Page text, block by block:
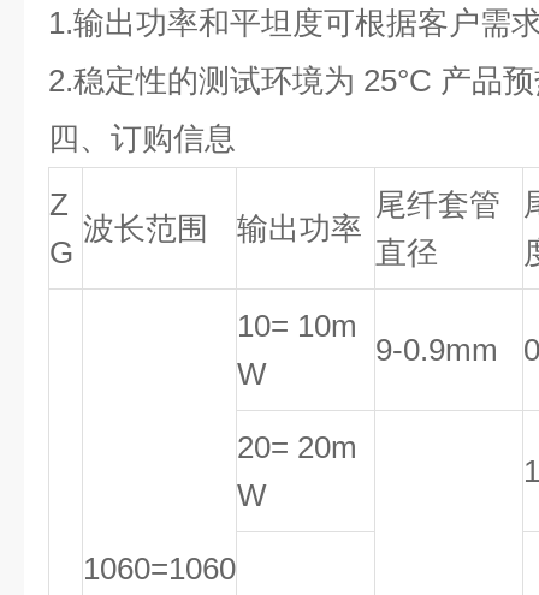
1.输出功率和平坦度可根据客户需
2.稳定性的测试环境为 25°C 产品
四、订购信息
Z
G
波长范围 输出功率
尾纤套管
直径
1060=1060
10= 10m
W
9-0.9mm
20= 20m
W